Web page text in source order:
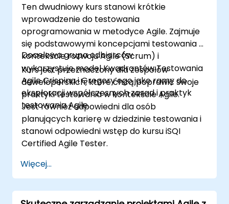
Ten dwudniowy kurs stanowi krótkie
wprowadzenie do testowania
oprogramowania w metodyce Agile. Zajmuje
się podstawowymi koncepcjami testowania w
kontekście rozwoju Agile (Scrum) i
wykorzystuje model Kwadrantów Testowania
Agile Crispina i Gregory’ego jako ramy do
eksploracji współczesnych zasad i praktyk
testowania Agile.
Docelowa grupa odbiorców
Kurs jest przeznaczony dla zespołów
deweloperskich, które chcą poprawić swoje
praktyki testowania w kontekście Agile.
Jest również odpowiedni dla osób
planujących karierę w dziedzinie testowania i
stanowi odpowiedni wstęp do kursu iSQI
Certified Agile Tester.
Więcej...